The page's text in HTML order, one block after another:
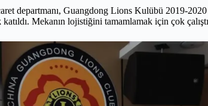
departmanı, Guangdong Lions Kulübü 2019-
Mekanın lojistiğini tamamlamak için çok